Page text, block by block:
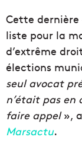
Cette
liste pour la
d’extrême
élections
seul avocat
n’était pas
faire appel»,
Marsactu.